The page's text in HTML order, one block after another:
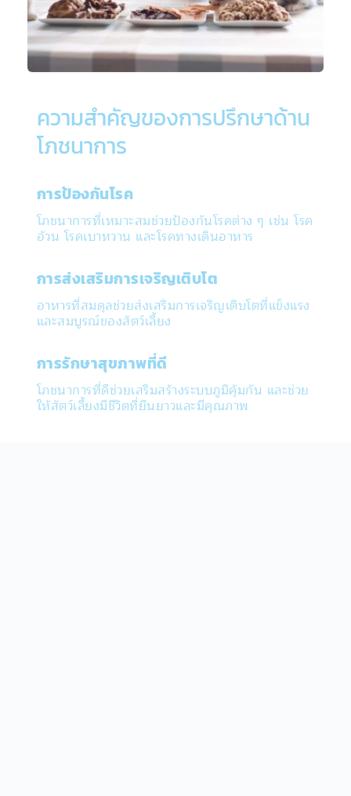
ความสำคัญของการปรึกษาด้าน
โภชนาการ
การป้องกันโรค
โภชนาการที่เหมาะสมช่วยป้องกันโรคต่าง ๆ เช่น โรค
อ้วน โรคเบาหวาน และโรคทางเดินอาหาร
การส่งเสริมการเจริญเติบโต
อาหารที่สมดุลช่วยส่งเสริมการเจริญเติบโตที่แข็งแรง
และสมบูรณ์ของสัตว์เลี้ยง
การรักษาสุขภาพที่ดี
โภชนาการที่ดีช่วยเสริมสร้างระบบภูมิคุ้มกัน และช่วย
ให้สัตว์เลี้ยงมีชีวิตที่ยืนยาวและมีคุณภาพ